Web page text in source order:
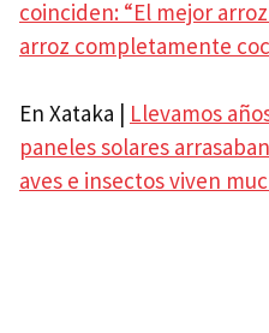
coinciden: “El mejor
arroz completamente
En Xataka | Llevamos
paneles solares
aves e insectos viven